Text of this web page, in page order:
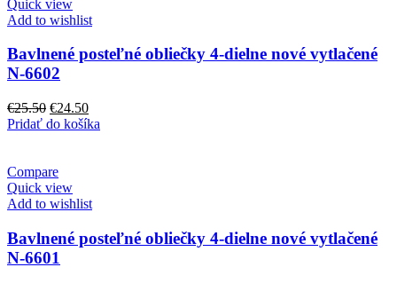
Quick view
Add to wishlist
Bavlnené posteľné obliečky 4-dielne nové vytlačené
N-6602
€25.50 Pôvodná
cena
€24.50Aktuálna
cena
Pridať do košíka
Compare
Quick view
Add to wishlist
Bavlnené posteľné obliečky 4-dielne nové vytlačené
N-6601